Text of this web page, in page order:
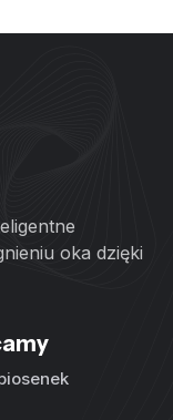
oka dzięki